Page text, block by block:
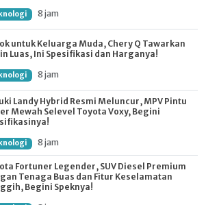
8 jam
untuk Keluarga Muda, Chery Q Tawarkan
Luas, Ini Spesifikasi dan Harganya!
8 jam
Landy Hybrid Resmi Meluncur, MPV Pintu
Mewah Selevel Toyota Voxy, Begini
8 jam
Fortuner Legender, SUV Diesel Premium
Tenaga Buas dan Fitur Keselamatan
Begini Speknya!